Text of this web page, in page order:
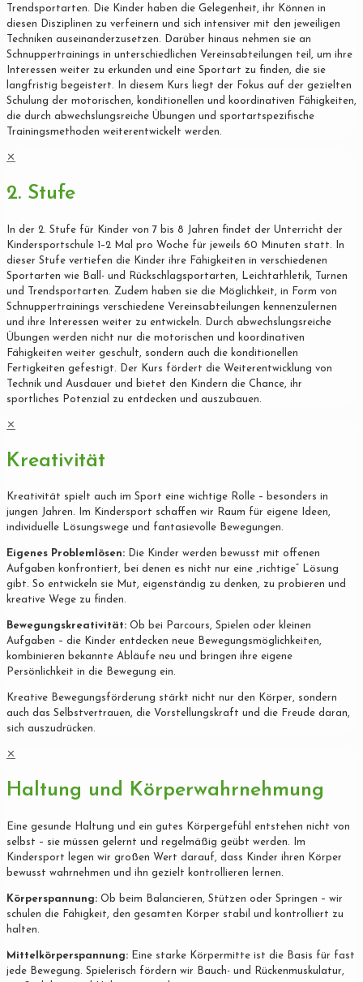
Trendsportarten. Die Kinder haben die Gelegenheit, ihr Können in
diesen Disziplinen zu verfeinern und sich intensiver mit den jeweiligen
Techniken auseinanderzusetzen. Darüber hinaus nehmen sie an
Schnuppertrainings in unterschiedlichen Vereinsabteilungen teil, um ihre
Interessen weiter zu erkunden und eine Sportart zu finden, die sie
langfristig begeistert. In diesem Kurs liegt der Fokus auf der gezielten
Schulung der motorischen, konditionellen und koordinativen Fähigkeiten,
die durch abwechslungsreiche Übungen und sportartspezifische
Trainingsmethoden weiterentwickelt werden.
✕
2. Stufe
In der 2. Stufe für Kinder von 7 bis 8 Jahren findet der Unterricht der
Kindersportschule 1–2 Mal pro Woche für jeweils 60 Minuten statt. In
dieser Stufe vertiefen die Kinder ihre Fähigkeiten in verschiedenen
Sportarten wie Ball- und Rückschlagsportarten, Leichtathletik, Turnen
und Trendsportarten. Zudem haben sie die Möglichkeit, in Form von
Schnuppertrainings verschiedene Vereinsabteilungen kennenzulernen
und ihre Interessen weiter zu entwickeln. Durch abwechslungsreiche
Übungen werden nicht nur die motorischen und koordinativen
Fähigkeiten weiter geschult, sondern auch die konditionellen
Fertigkeiten gefestigt. Der Kurs fördert die Weiterentwicklung von
Technik und Ausdauer und bietet den Kindern die Chance, ihr
sportliches Potenzial zu entdecken und auszubauen.
✕
Kreativität
Kreativität spielt auch im Sport eine wichtige Rolle – besonders in
jungen Jahren. Im Kindersport schaffen wir Raum für eigene Ideen,
individuelle Lösungswege und fantasievolle Bewegungen.
Eigenes Problemlösen: Die Kinder werden bewusst mit offenen
Aufgaben konfrontiert, bei denen es nicht nur eine „richtige“ Lösung
gibt. So entwickeln sie Mut, eigenständig zu denken, zu probieren und
kreative Wege zu finden.
Bewegungskreativität: Ob bei Parcours, Spielen oder kleinen
Aufgaben – die Kinder entdecken neue Bewegungsmöglichkeiten,
kombinieren bekannte Abläufe neu und bringen ihre eigene
Persönlichkeit in die Bewegung ein.
Kreative Bewegungsförderung stärkt nicht nur den Körper, sondern
auch das Selbstvertrauen, die Vorstellungskraft und die Freude daran,
sich auszudrücken.
✕
Haltung und Körperwahrnehmung
Eine gesunde Haltung und ein gutes Körpergefühl entstehen nicht von
selbst – sie müssen gelernt und regelmäßig geübt werden. Im
Kindersport legen wir großen Wert darauf, dass Kinder ihren Körper
bewusst wahrnehmen und ihn gezielt kontrollieren lernen.
Körperspannung: Ob beim Balancieren, Stützen oder Springen – wir
schulen die Fähigkeit, den gesamten Körper stabil und kontrolliert zu
halten.
Mittelkörperspannung: Eine starke Körpermitte ist die Basis für fast
jede Bewegung. Spielerisch fördern wir Bauch- und Rückenmuskulatur,